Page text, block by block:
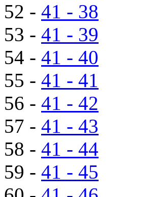
52 - 41 - 38
53 - 41 - 39
54 - 41 - 40
55 - 41 - 41
56 - 41 - 42
57 - 41 - 43
58 - 41 - 44
59 - 41 - 45